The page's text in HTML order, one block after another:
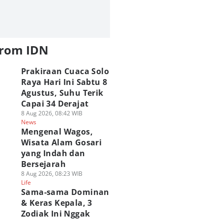
IDN
Prakiraan Cuaca Solo
Raya Hari Ini Sabtu 8
Agustus, Suhu Terik
Capai 34 Derajat
8 Aug 2026, 08:42 WIB
News
Mengenal Wagos,
Wisata Alam Gosari
yang Indah dan
Bersejarah
8 Aug 2026, 08:23 WIB
Life
Sama-sama Dominan
& Keras Kepala, 3
Zodiak Ini Nggak